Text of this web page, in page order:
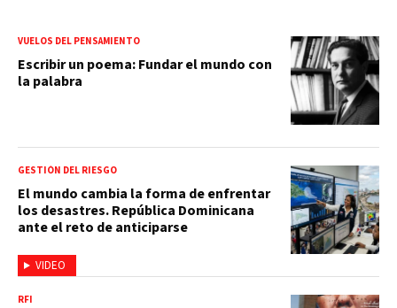
VUELOS DEL PENSAMIENTO
Escribir un poema: Fundar el mundo con
la palabra
VIDEO
GESTIÓN DEL RIESGO
El mundo cambia la forma de enfrentar
los desastres. República Dominicana
ante el reto de anticiparse
RFI